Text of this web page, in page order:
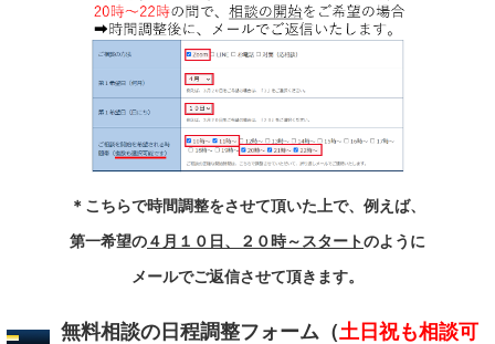
＊こちらで時間調整をさせて頂いた上で、例えば、
第一希望の４月１０日、２０時～スタートのように
メールでご返信させて頂きます。
無料相談の日程調整フォーム（土日祝も相談可